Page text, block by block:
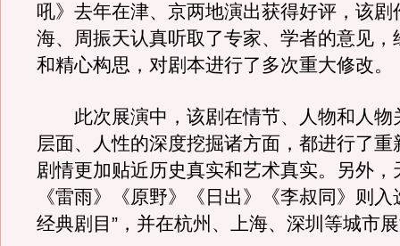
吼》去年在津、京两地演出获得好评，该剧
海、周振天认真听取了专家、学者的意见，
和精心构思，对剧本进行了多次重大修改。
此次展演中，该剧在情节、人物和人物
层面、人性的深度挖掘诸方面，都进行了重
剧情更加贴近历史真实和艺术真实。另外，
《雷雨》《原野》《日出》《李叔同》则入
经典剧目”，并在杭州、上海、深圳等城市